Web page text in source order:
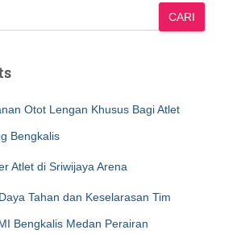
CARI
Otot Lengan Khusus Bagi Atlet
Bengkalis
Atlet di Sriwijaya Arena
Tahan dan Keselarasan Tim
Bengkalis Medan Perairan